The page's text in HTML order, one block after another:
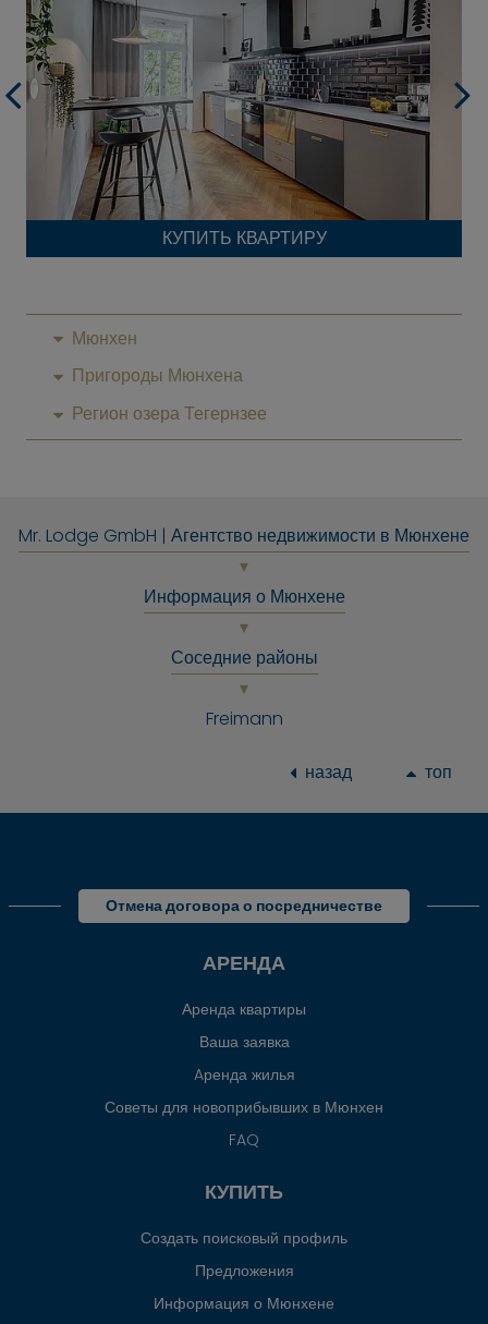
КУПИТЬ КВАРТИРУ
Мюнхен
Пригороды Мюнхена
Регион озера Тегернзее
Mr. Lodge GmbH | Агентство недвижимости в Мюнхене
Информация о Мюнхене
Соседние районы
Freimann
назад топ
Отмена договора о посредничестве
АРЕНДА
Аренда квартиры
Ваша заявка
Aренда жилья
Советы для новоприбывших в Мюнхен
FAQ
КУПИТЬ
Создать поисковый профиль
Предложения
Информация о Мюнхене